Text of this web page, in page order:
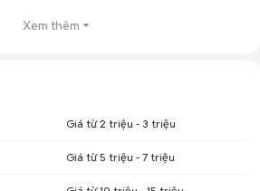
Xem thêm
Giá từ 2 triệu - 3 triệu
Giá từ 5 triệu - 7 triệu